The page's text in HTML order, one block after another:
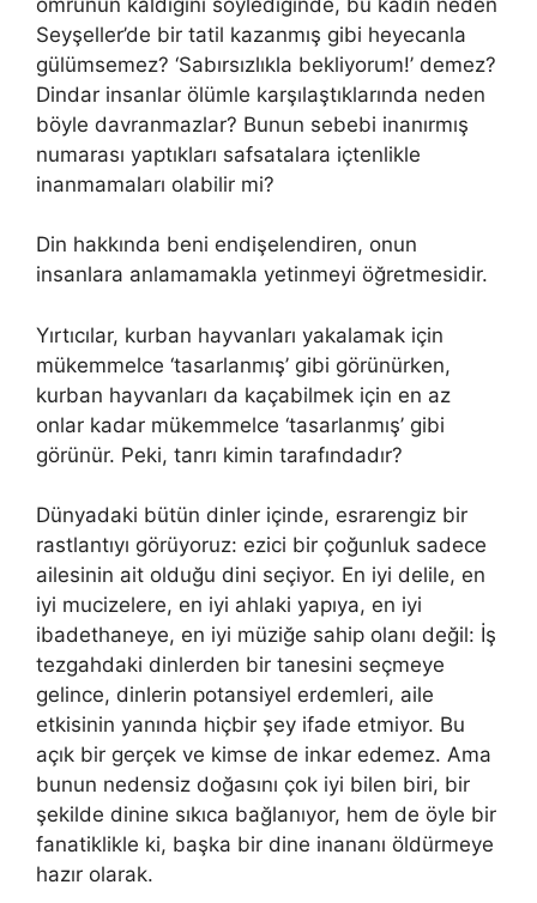
Seyşeller’de bir tatil kazanmış gibi heyecanla
gülümsemez? ‘Sabırsızlıkla bekliyorum!’ demez?
Dindar insanlar ölümle karşılaştıklarında neden
böyle davranmazlar? Bunun sebebi inanırmış
numarası yaptıkları safsatalara içtenlikle
inanmamaları olabilir mi?
Din hakkında beni endişelendiren, onun
insanlara anlamamakla yetinmeyi öğretmesidir.
Yırtıcılar, kurban hayvanları yakalamak için
mükemmelce ‘tasarlanmış’ gibi görünürken,
kurban hayvanları da kaçabilmek için en az
onlar kadar mükemmelce ‘tasarlanmış’ gibi
görünür. Peki, tanrı kimin tarafındadır?
Dünyadaki bütün dinler içinde, esrarengiz bir
rastlantıyı görüyoruz: ezici bir çoğunluk sadece
ailesinin ait olduğu dini seçiyor. En iyi delile, en
iyi mucizelere, en iyi ahlaki yapıya, en iyi
ibadethaneye, en iyi müziğe sahip olanı değil: İş
tezgahdaki dinlerden bir tanesini seçmeye
gelince, dinlerin potansiyel erdemleri, aile
etkisinin yanında hiçbir şey ifade etmiyor. Bu
açık bir gerçek ve kimse de inkar edemez. Ama
bunun nedensiz doğasını çok iyi bilen biri, bir
şekilde dinine sıkıca bağlanıyor, hem de öyle bir
fanatiklikle ki, başka bir dine inananı öldürmeye
hazır olarak.